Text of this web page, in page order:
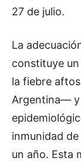
27 de julio.
La
constituye
la fiebre
Argentina— y
inmunidad
un año. Esta